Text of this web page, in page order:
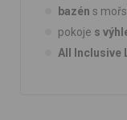
bazén s
pokoje s
All Inclusive